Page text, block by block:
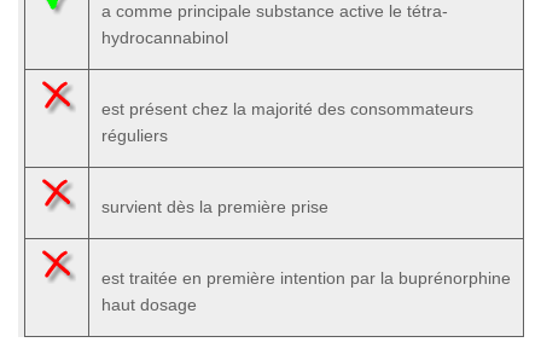
a comme principale substance active le tétra-
hydrocannabinol
est présent chez la majorité des consommateurs
réguliers
survient dès la première prise
est traitée en première intention par la buprénorphine
haut dosage